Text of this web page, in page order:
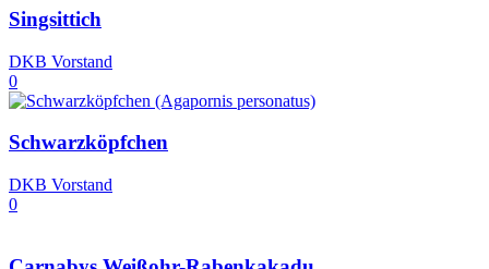
Singsittich
DKB Vorstand
0
Schwarzköpfchen
DKB Vorstand
0